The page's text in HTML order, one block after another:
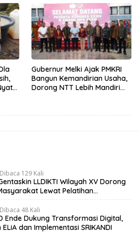
Gubernur Melki Ajak PMKRI
Bangun Kemandirian Usaha,
Dorong NTT Lebih Mandiri
Dibaca 129 Kali
LLDIKTI Wilayah XV Dorong
Lewat Pelatihan
di Desa Sisir
Dibaca 48 Kali
Ende Dukung Transformasi Digital,
dan Implementasi SRIKANDI